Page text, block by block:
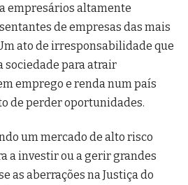
empresários altamente
de empresas das mais
ato de irresponsabilidade que
sociedade para atrair
emprego e renda num país
de perder oportunidades.
um mercado de alto risco
a investir ou a gerir grandes
as aberrações na Justiça do